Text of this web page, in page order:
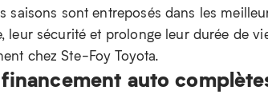
saisons sont entreposés dans les
leur sécurité et prolonge leur durée de
chez Ste-Foy Toyota.
auto